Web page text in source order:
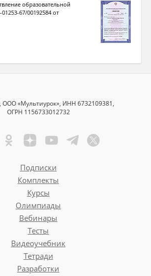
образовательной
67/00192584 от
ООО «Мультиурок», ИНН 6732109381,
ОГРН 1156733012732
Подписки
Комплекты
Курсы
Олимпиады
Вебинары
Тесты
Видеоучебник
Тетради
Разработки